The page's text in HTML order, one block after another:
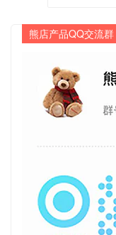
熊店产品QQ交流群